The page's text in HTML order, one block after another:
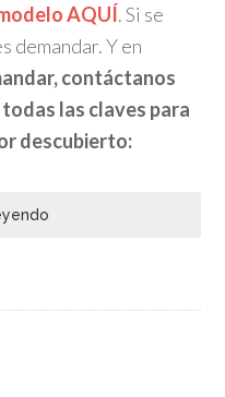
AQUÍ. Si se
demandar. Y en
contáctanos
las claves para
descubierto: